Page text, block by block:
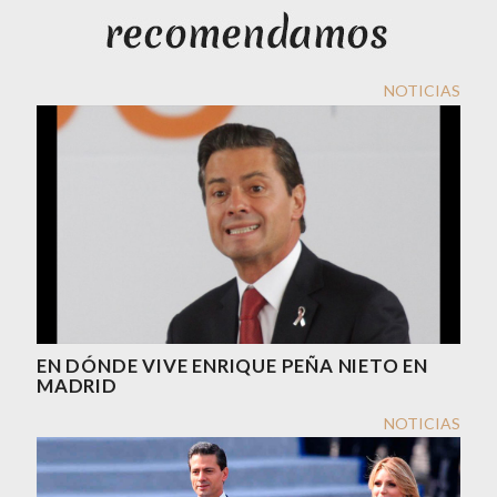
NOTICIAS
EN DÓNDE VIVE ENRIQUE PEÑA NIETO EN
MADRID
NOTICIAS